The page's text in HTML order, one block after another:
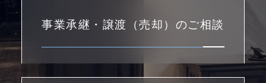
事業承継・譲渡（売却）のご相談